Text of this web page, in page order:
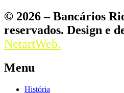
© 2026 – Bancários
reservados. Design e
NetartWeb.
Menu
História